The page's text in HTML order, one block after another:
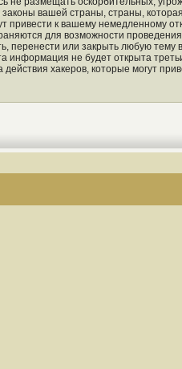
законы вашей страны, страны,
привести к вашему немедленному
для возможности
перенести или закрыть любую
информация не будет открыта
действия хакеров, которые могут